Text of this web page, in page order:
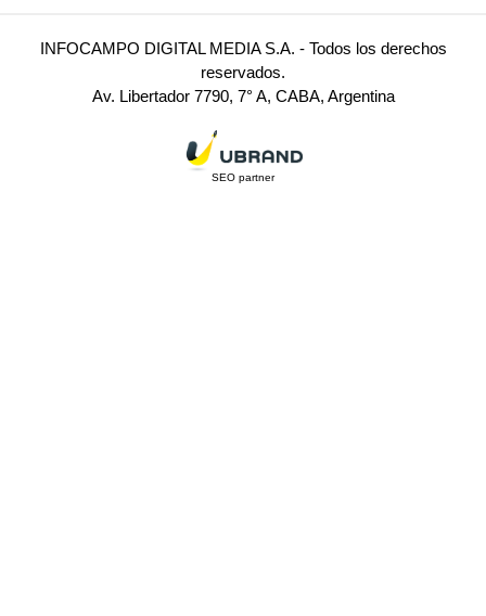
INFOCAMPO DIGITAL MEDIA S.A. - Todos los derechos
reservados.
Av. Libertador 7790, 7° A, CABA, Argentina
SEO partner